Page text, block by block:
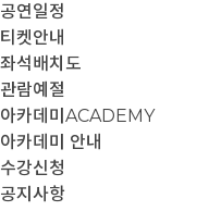
공연일정
티켓안내
좌석배치도
관람예절
아카데미 ACADEMY
아카데미 안내
수강신청
공지사항